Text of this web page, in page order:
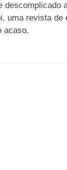
descomplicado
uma revista
acaso.